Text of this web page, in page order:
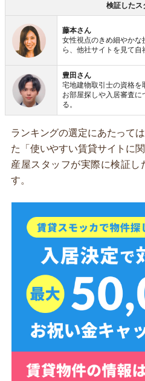
検証したス
藤本さん
女性視点のきめ細やか
ら、他社サイトを見て自
豊田さん
宅地建物取引士の資格を
お部屋探しや入居審査
る。
ランキングの選定にあたって
た「使いやすい賃貸サイトに
産屋スタッフが実際に検証し
す。